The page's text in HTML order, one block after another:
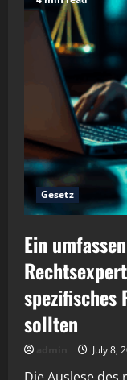
Gesetz
Ein
spezifisches
sollten
July 8,